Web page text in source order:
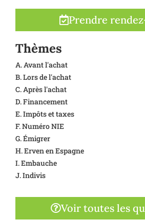
Prendre
Thèmes
A. Avant l'achat
B. Lors de l'achat
C. Après l'achat
D. Financement
E. Impôts et taxes
F. Numéro NIE
G. Émigrer
H. Erven en Espagne
I. Embauche
J. Indivis
Voir toutes les